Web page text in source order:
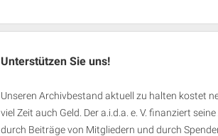
Unterstützen Sie uns!
Unseren Archivbestand aktuell zu halten kostet
viel Zeit auch Geld. Der a.i.d.a. e. V. finanziert
durch Beiträge von Mitgliedern und durch